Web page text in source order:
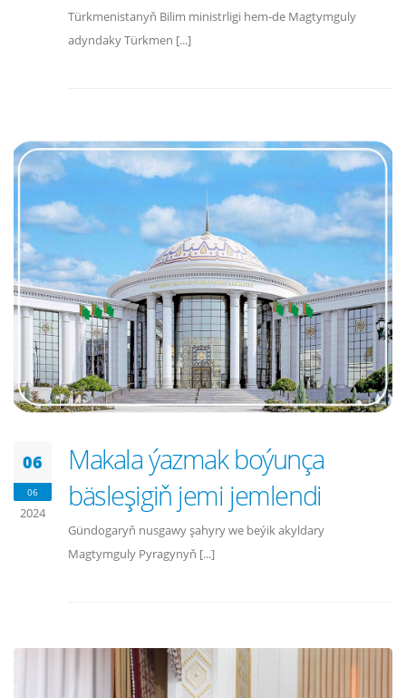
Türkmenistanyň Bilim ministrligi hem-de Magtymguly
adyndaky Türkmen [...]
06
06
2024
Makala ýazmak boýunça
bäsleşigiň jemi jemlendi
Gündogaryň nusgawy şahyry we beýik akyldary
Magtymguly Pyragynyň [...]